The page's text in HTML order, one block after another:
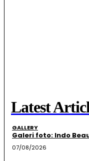
Latest
GALLERY
Galeri foto: Indo
07/08/2026